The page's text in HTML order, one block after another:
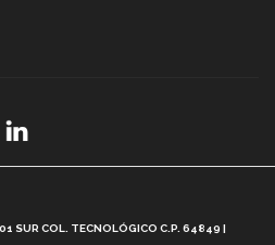
SUR COL. TECNOLÓGICO C.P. 64849 |